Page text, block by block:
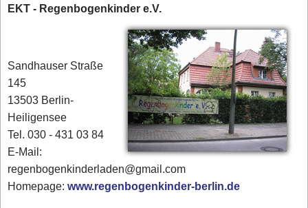
EKT - Regenbogenkinder e.V.
Sandhauser Straße
145
13503 Berlin-
Heiligensee
Tel. 030 - 431 03 84‎
E-Mail:
regenbogenkinderladen@gmail.com
Homepage:www.regenbogenkinder-berlin.de